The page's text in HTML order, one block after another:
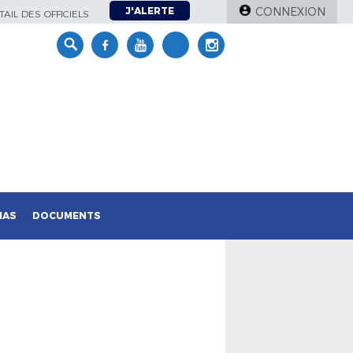
DES OFFICIELS J'ALERTE CONNEXION
DOCUMENTS